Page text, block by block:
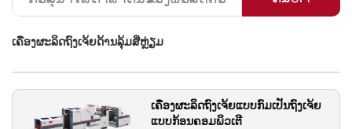
ຕິດຕໍ່
คำถามที่พบบ่อย
ເຄື່ອງຜະລິດຖົງເຈ້ຍດ້ານລຸ້ມສີ່ຫຼ່ຽມ
ເຄື່ອງຜະລິດຖົງເຈ້ຍແບບກົມເປັນຖົງເຈ້ຍ
ແບບກ້ອນຄອມພິວເຕີ